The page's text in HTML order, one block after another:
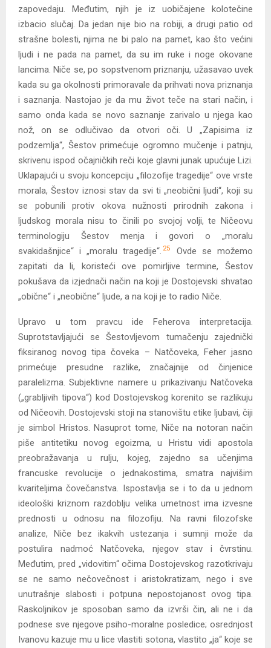
zapovedaju. Međutim, njih je iz uobičajene kolotečine
izbacio slučaj. Da jedan nije bio na robiji, a drugi patio od
strašne bolesti, njima ne bi palo na pamet, kao što većini
ljudi i ne pada na pamet, da su im ruke i noge okovane
lancima. Niče se, po sopstvenom priznanju, užasavao uvek
kada su ga okolnosti primoravale da prihvati nova priznanja
i saznanja. Nastojao je da mu život teče na stari način, i
samo onda kada se novo saznanje zarivalo u njega kao
nož, on se odlučivao da otvori oči. U „Zapisima iz
podzemlja“, Šestov primećuje ogromno mučenje i patnju,
skrivenu ispod očajničkih reči koje glavni junak upućuje Lizi.
Uklapajući u svoju koncepciju „filozofije tragedije“ ove vrste
morala, Šestov iznosi stav da svi ti „neobični ljudi“, koji su
se pobunili protiv okova nužnosti prirodnih zakona i
ljudskog morala nisu to činili po svojoj volji, te Ničeovu
terminologiju Šestov menja i govori o „moralu
svakidašnjice“ i „moralu tragedije“. 25
Ovde se možemo
zapitati da li, koristeći ove pomirljive termine, Šestov
pokušava da izjednači način na koji je Dostojevski shvatao
„obične“ i „neobične“ ljude, a na koji je to radio Niče.
Upravo u tom pravcu ide Feherova interpretacija.
Suprotstavljajući se Šestovljevom tumačenju zajednički
fiksiranog novog tipa čoveka – Natčoveka, Feher jasno
primećuje presudne razlike, značajnije od činjenice
paralelizma. Subjektivne namere u prikazivanju Natčoveka
(„grabljivih tipova“) kod Dostojevskog korenito se razlikuju
od Ničeovih. Dostojevski stoji na stanovištu etike ljubavi, čiji
je simbol Hristos. Nasuprot tome, Niče na notoran način
piše antitetiku novog egoizma, u Hristu vidi apostola
preobražavanja u rulju, kojeg, zajedno sa učenjima
francuske revolucije o jednakostima, smatra najvišim
kvariteljima čovečanstva. Ispostavlja se i to da u jednom
ideološki kriznom razdoblju velika umetnost ima izvesne
prednosti u odnosu na filozofiju. Na ravni filozofske
analize, Niče bez ikakvih ustezanja i sumnji može da
postulira nadmoć Natčoveka, njegov stav i čvrstinu.
Međutim, pred „vidovitim“ očima Dostojevskog razotkrivaju
se ne samo nečovečnost i aristokratizam, nego i sve
unutrašnje slabosti i potpuna nepostojanost ovog tipa.
Raskoljnikov je sposoban samo da izvrši čin, ali ne i da
podnese sve njegove psiho-moralne posledice; osrednjost
Ivanovu kazuje mu u lice vlastiti sotona, vlastito „ja“ koje se